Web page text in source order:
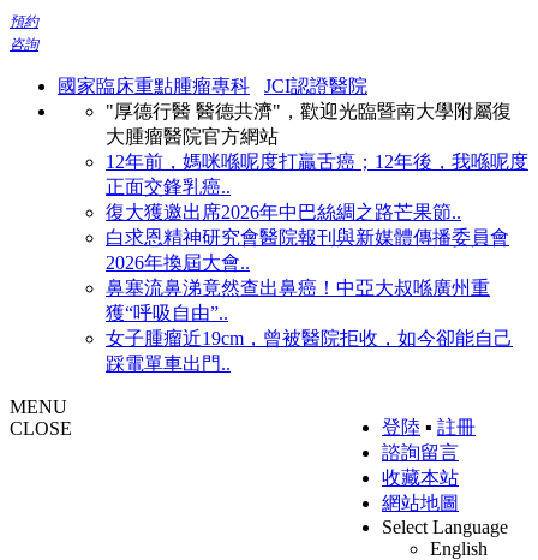
預約
咨詢
國家臨床重點腫瘤專科
JCI認證醫院
"厚德行醫 醫德共濟"，歡迎光臨暨南大學附屬復
大腫瘤醫院官方網站
12年前，媽咪喺呢度打贏舌癌；12年後，我喺呢度
正面交鋒乳癌..
復大獲邀出席2026年中巴絲綢之路芒果節..
白求恩精神研究會醫院報刊與新媒體傳播委員會
2026年換屆大會..
鼻塞流鼻涕竟然查出鼻癌！中亞大叔喺廣州重
獲“呼吸自由”..
女子腫瘤近19cm，曾被醫院拒收，如今卻能自己
踩電單車出門..
登陸 ▪ 註冊
諮詢留言
收藏本站
網站地圖
Select Language
English
MENU
CLOSE